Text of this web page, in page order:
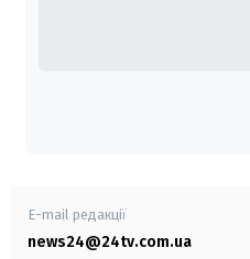
E-mail редакції
news24@24tv.com.ua